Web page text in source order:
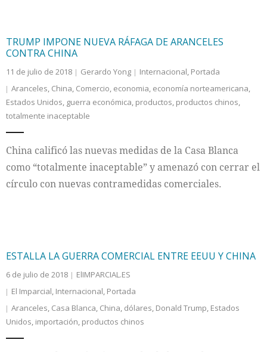
Colaboradores
Internacional
Cultura
TRUMP IMPONE NUEVA RÁFAGA DE ARANCELES
CONTRA CHINA
11 de julio de 2018 Gerardo Yong Internacional, Portada
Aranceles, China, Comercio, economia, economía norteamericana,
Estados Unidos, guerra económica, productos, productos chinos,
totalmente inaceptable
China calificó las nuevas medidas de la Casa Blanca
como “totalmente inaceptable” y amenazó con cerrar el
círculo con nuevas contramedidas comerciales.
ESTALLA LA GUERRA COMERCIAL ENTRE EEUU Y CHINA
6 de julio de 2018
ElIMPARCIAL.ES
El Imparcial, Internacional, Portada
Aranceles, Casa Blanca, China, dólares, Donald Trump, Estados
Unidos, importación, productos chinos